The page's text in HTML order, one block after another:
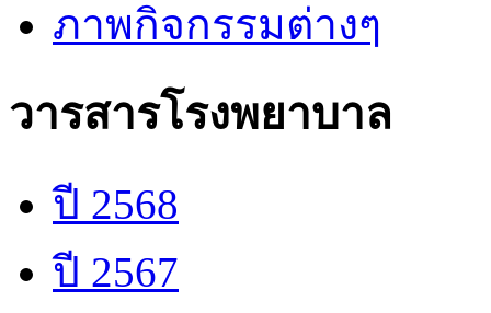
ภาพกิจกรรมต่างๆ
วารสารโรงพยาบาล
ปี 2568
ปี 2567